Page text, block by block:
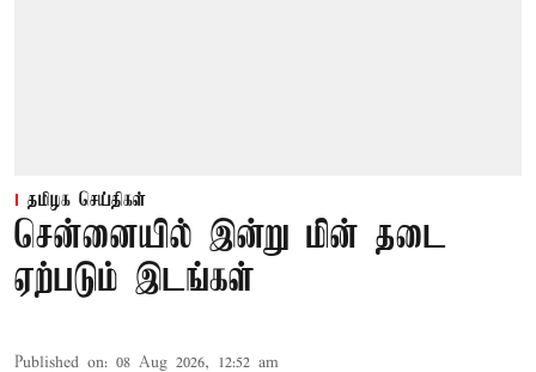
தமிழக செய்திகள்
சென்னையில் இன்று மின் தடை
ஏற்படும் இடங்கள்
Published on: 08 Aug 2026, 12:52 am